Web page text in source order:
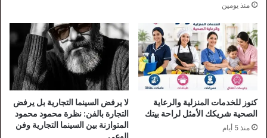
منذ يومين
كنوز للخدمات المنزلية والرعاية
الصحية شريكك الأمثل لراحة بيتك
منذ 5 أيام
لا يرفض السينما التجارية بل يرفض
التجارة بالفن: نظرة محمود محمود
المتوازنة بين السينما التجارية وفن
الوعي